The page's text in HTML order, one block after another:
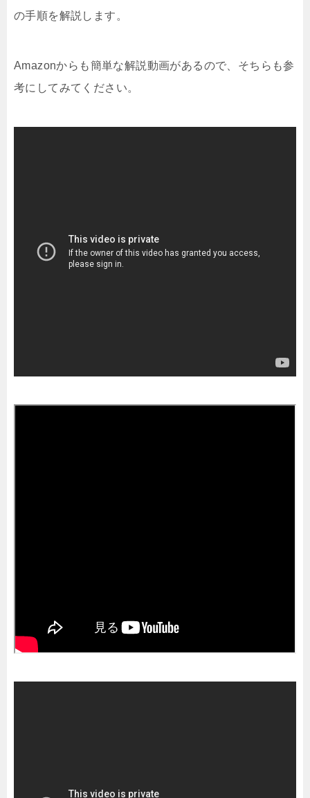
の手順を解説します。
Amazonからも簡単な解説動画があるので、そちらも参
考にしてみてください。